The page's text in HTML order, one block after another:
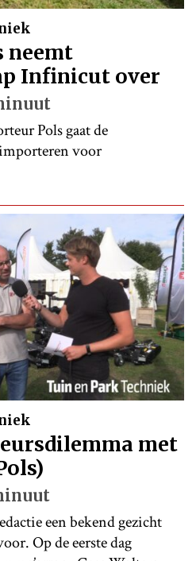
neemt
Infinicut over
Pols gaat de
voor
met
een bekend gezicht
Op de eerste dag